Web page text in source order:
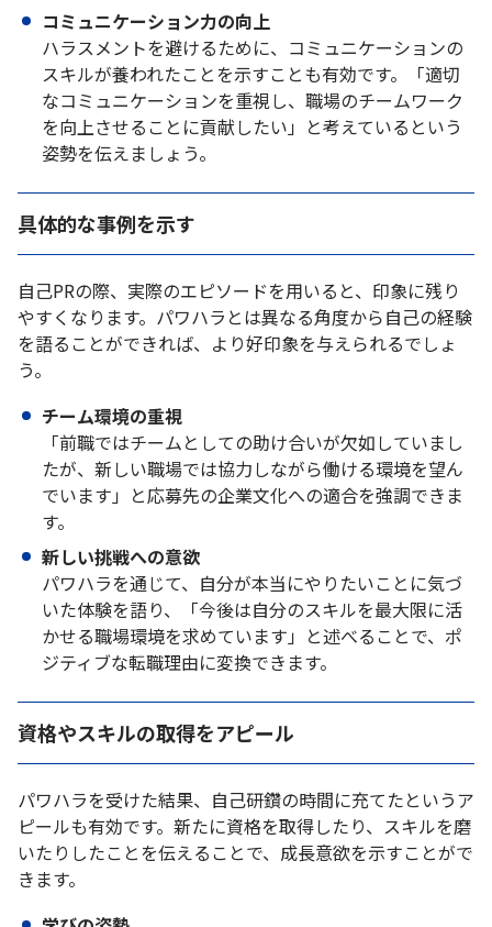
コミュニケーション力の向上
ハラスメントを避けるために、コミュニケーションの
スキルが養われたことを示すことも有効です。「適切
なコミュニケーションを重視し、職場のチームワーク
を向上させることに貢献したい」と考えているという
姿勢を伝えましょう。
具体的な事例を示す
自己PRの際、実際のエピソードを用いると、印象に残り
やすくなります。パワハラとは異なる角度から自己の経験
を語ることができれば、より好印象を与えられるでしょ
う。
チーム環境の重視
「前職ではチームとしての助け合いが欠如していまし
たが、新しい職場では協力しながら働ける環境を望ん
でいます」と応募先の企業文化への適合を強調できま
す。
新しい挑戦への意欲
パワハラを通じて、自分が本当にやりたいことに気づ
いた体験を語り、「今後は自分のスキルを最大限に活
かせる職場環境を求めています」と述べることで、ポ
ジティブな転職理由に変換できます。
資格やスキルの取得をアピール
パワハラを受けた結果、自己研鑽の時間に充てたというア
ピールも有効です。新たに資格を取得したり、スキルを磨
いたりしたことを伝えることで、成長意欲を示すことがで
きます。